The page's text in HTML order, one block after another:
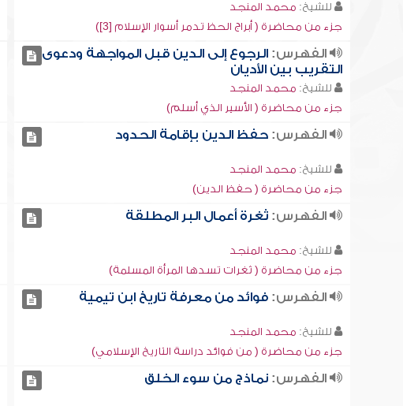
للشيخ: محمد المنجد
جزء من محاضرة ( أبراج الحظ تدمر أسوار الإسلام [3])
الفهرس:الرجوع إلى الدين قبل المواجهة ودعوى
التقريب بين الأديان
للشيخ: محمد المنجد
جزء من محاضرة ( الأسير الذي أسلم)
الفهرس:حفظ الدين بإقامة الحدود
للشيخ: محمد المنجد
جزء من محاضرة ( حفظ الدين)
الفهرس:ثغرة أعمال البر المطلقة
للشيخ: محمد المنجد
جزء من محاضرة ( ثغرات تسدها المرأة المسلمة)
الفهرس:فوائد من معرفة تاريخ ابن تيمية
للشيخ: محمد المنجد
جزء من محاضرة ( من فوائد دراسة التاريخ الإسلامي)
الفهرس:نماذج من سوء الخلق